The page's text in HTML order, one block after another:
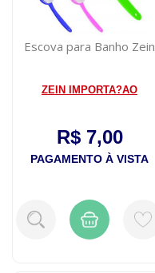
Escova para Banho Zein
ZEIN IMPORTA?AO
R$ 7,00
PAGAMENTO À VISTA